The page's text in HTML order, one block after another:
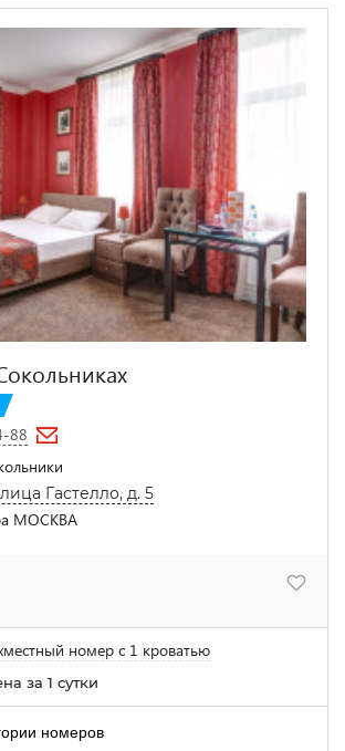
88
Гастелло, д. 5
МОСКВА
номер с 1 кроватью
за 1 сутки
номеров